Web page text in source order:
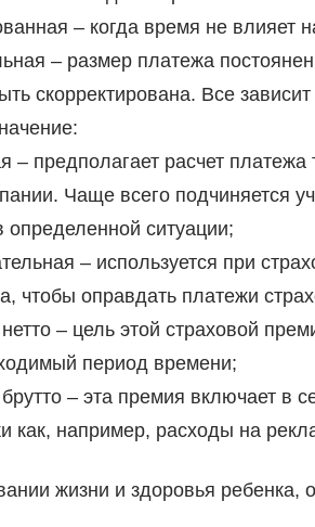
– когда время не влияет
– размер платежа
скорректирована. Все
– предполагает расчет
Чаще всего подчиняется
определенной ситуации;
– используется при
чтобы оправдать платежи
– цель этой страховой
период времени;
– эта премия включает в
как, например, расходы на
жизни и здоровья